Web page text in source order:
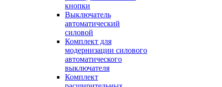
кнопки
Выключатель
автоматический
силовой
Комплект для
модернизации силового
автоматического
выключателя
Комплект